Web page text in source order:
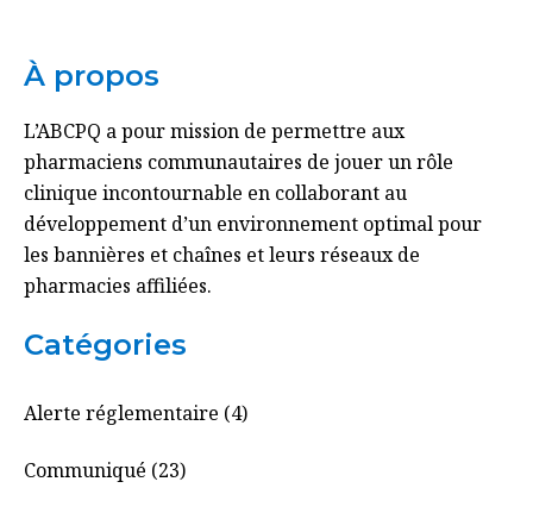
À propos
L’ABCPQ a pour mission de permettre aux
pharmaciens communautaires de jouer un rôle
clinique incontournable en collaborant au
développement d’un environnement optimal pour
les bannières et chaînes et leurs réseaux de
pharmacies affiliées.
Catégories
Alerte réglementaire (4)
Communiqué (23)